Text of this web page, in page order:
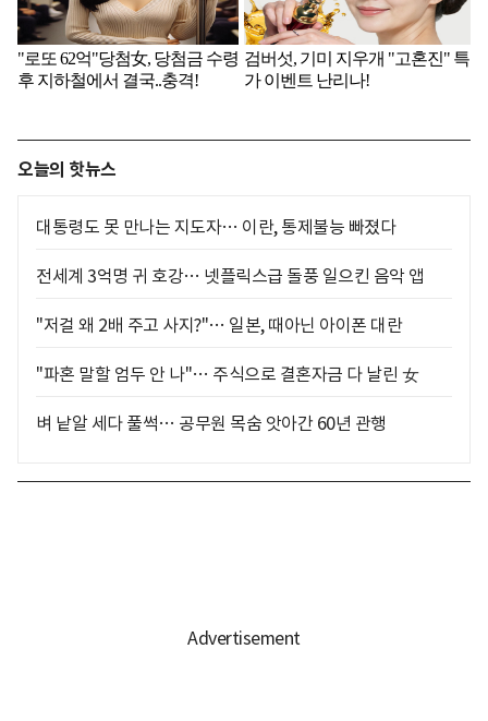
오늘의 핫뉴스
대통령도 못 만나는 지도자… 이란, 통제불능 빠졌다
전세계 3억명 귀 호강… 넷플릭스급 돌풍 일으킨 음악 앱
"저걸 왜 2배 주고 사지?"… 일본, 때아닌 아이폰 대란
"파혼 말할 엄두 안 나"… 주식으로 결혼자금 다 날린 女
벼 낱알 세다 풀썩… 공무원 목숨 앗아간 60년 관행